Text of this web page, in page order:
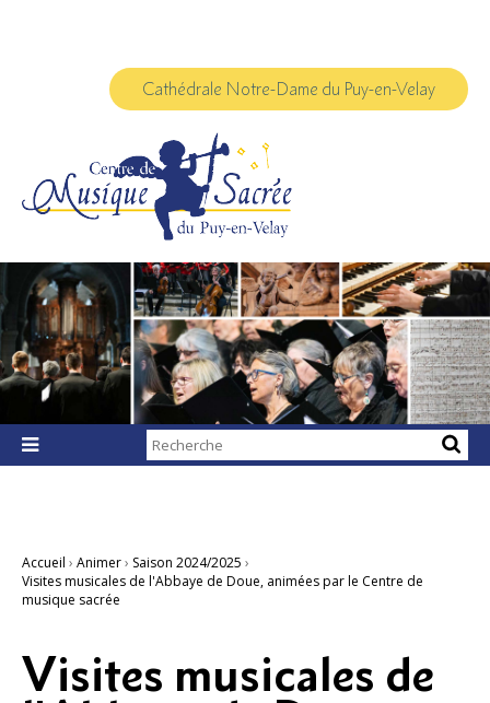
Cathédrale Notre-Dame du Puy-en-Velay

Chercher par
Recherche
Accueil › Animer› Saison 2024/2025 ›
Visites musicales de l'Abbaye de Doue, animées par le Centre de
musique sacrée
Visites musicales de